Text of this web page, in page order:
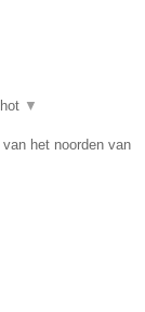
▼
het noorden van